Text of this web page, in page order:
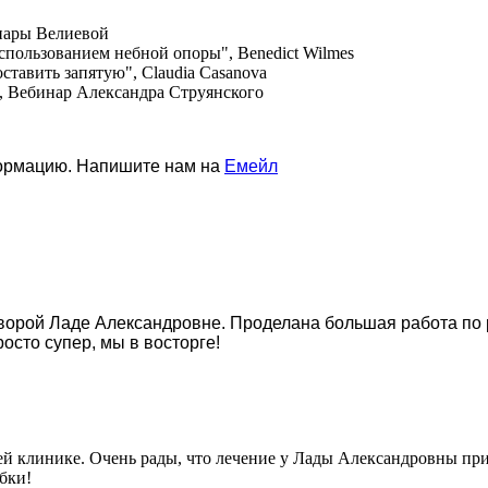
Велиевой
небной опоры", Benedict Wilmes
запятую", Claudia Casanova
Александра Струянского
Напишите нам на Емейл
Ладе Александровне. Проделана большая работа
супер, мы в восторге!
клинике. Очень рады, что лечение у Лады Александровны